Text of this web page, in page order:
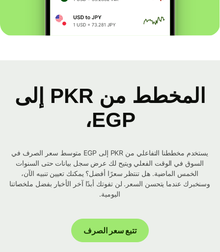
المخطط من PKR إلى
EGP،
يستخدم مخططنا التفاعلي من PKR إلى EGP متوسط ​​سعر الصرف في
السوق في الوقت الفعلي ويتيح لك عرض سجل بيانات حتى السنوات
الخمس الماضية. هل تنتظر سعرًا أفضل؟ يمكنك تعيين تنبيه الآن،
وسنخبرك عندما يتحسن السعر. لن تفوتك أبدًا آخر الأخبار بفضل ملخصاتنا
اليومية.
تتبع سعر الصرف